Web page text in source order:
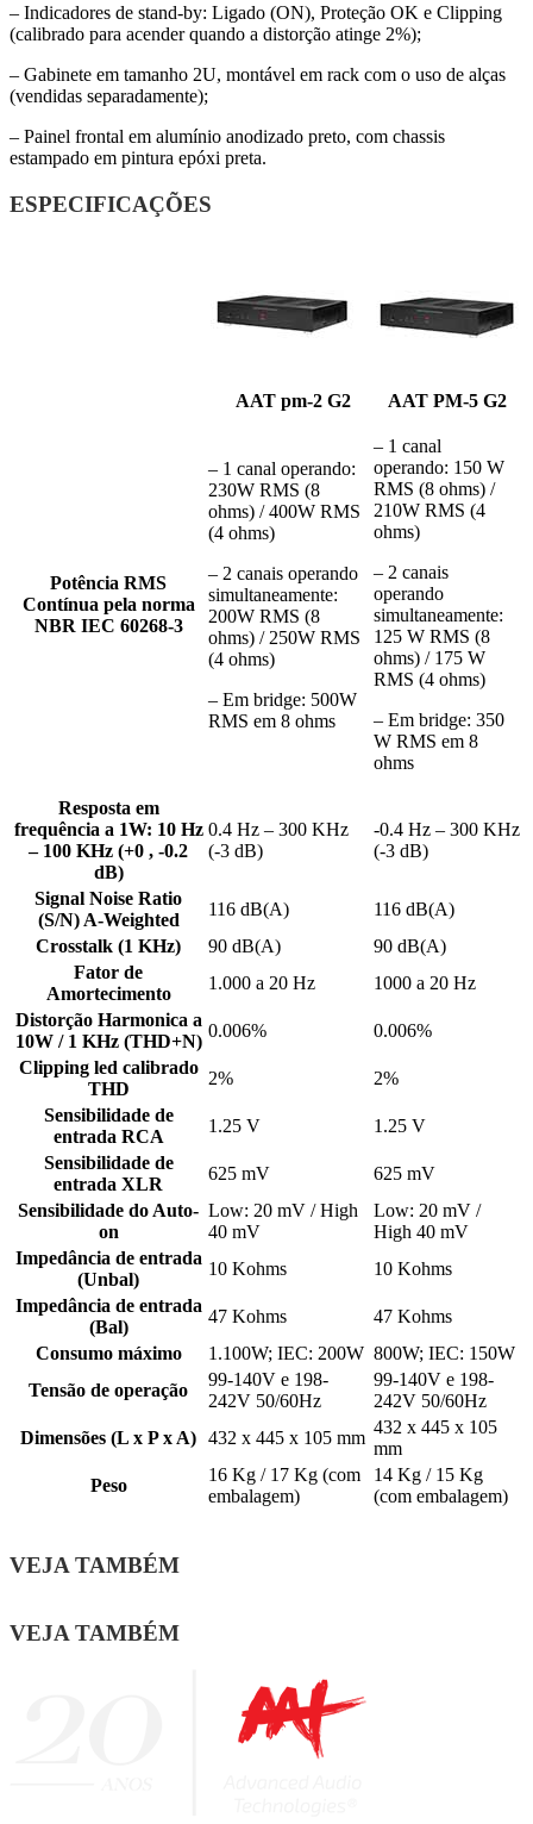
– Indicadores de stand-by: Ligado (ON), Proteção OK e Clipping
(calibrado para acender quando a distorção atinge 2%);
– Gabinete em tamanho 2U, montável em rack com o uso de alças
(vendidas separadamente);
– Painel frontal em alumínio anodizado preto, com chassis
estampado em pintura epóxi preta.
ESPECIFICAÇÕES
AAT pm-2 G2 AAT PM-5 G2
Potência RMS
Contínuapela norma
NBR IEC 60268-3
– 1 canal operando:
230W RMS (8
ohms) / 400W RMS
(4 ohms)
– 2 canais operando
simultaneamente:
200W RMS (8
ohms) / 250W RMS
(4 ohms)
– Em bridge: 500W
RMS em 8 ohms
– 1 canal
operando: 150 W
RMS (8 ohms) /
210W RMS (4
ohms)
– 2 canais
operando
simultaneamente:
125 W RMS (8
ohms) / 175 W
RMS (4 ohms)
– Em bridge: 350
W RMS em 8
ohms
Resposta em
frequência a 1W: 10 Hz
– 100 KHz (+0 , -0.2
dB)
0.4 Hz – 300 KHz
(-3 dB)
-0.4 Hz – 300 KHz
(-3 dB)
Signal Noise Ratio
(S/N) A-Weighted
116 dB(A)
116 dB(A)
Crosstalk (1 KHz)
90 dB(A)
90 dB(A)
Fator de
Amortecimento
1.000 a 20 Hz
1000 a 20 Hz
Distorção Harmonica a
10W / 1 KHz (THD+N)
0.006%
0.006%
Clipping led calibrado
THD
2%
2%
Sensibilidade de
entrada RCA
1.25 V
1.25 V
Sensibilidade de
entrada XLR
625 mV
625 mV
Sensibilidade do Auto-
on
Low: 20 mV / High
40 mV
Low: 20 mV /
High 40 mV
Impedância de entrada
(Unbal)
10 Kohms
10 Kohms
Impedância de entrada
(Bal)
47 Kohms
47 Kohms
Consumo máximo
1.100W; IEC: 200W 800W; IEC: 150W
Tensão de operação
99-140V e 198-
242V 50/60Hz
99-140V e 198-
242V 50/60Hz
Dimensões (L x P x A) 432 x 445 x 105 mm
432 x 445 x 105
mm
Peso
16 Kg / 17 Kg (com
embalagem)
14 Kg / 15 Kg
(com embalagem)
VEJA TAMBÉM
VEJA TAMBÉM